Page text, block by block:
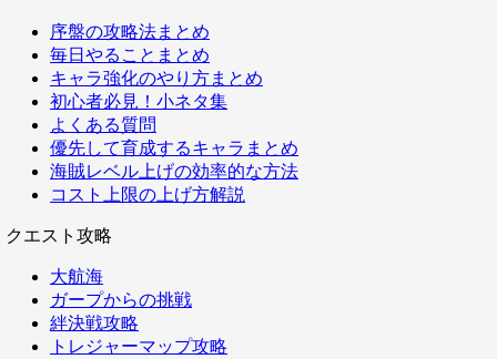
序盤の攻略法まとめ
毎日やることまとめ
キャラ強化のやり方まとめ
初心者必見！小ネタ集
よくある質問
優先して育成するキャラまとめ
海賊レベル上げの効率的な方法
コスト上限の上げ方解説
クエスト攻略
大航海
ガープからの挑戦
絆決戦攻略
トレジャーマップ攻略